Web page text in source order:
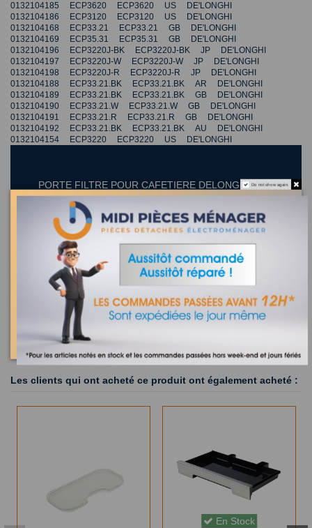
0132104185 ECP3620 ECP3620 US DE'LONGHI
0132104186 ECP3120 ECP3120 US DE'LONGHI
0132104168 ECP33.21 ECP33.21 GB DE'LONGHI
0132104169 ECP35.31 ECP35.31 GB DE'LONGHI
0132104196 ECP3220J-BK ECP3220J-BK JP DE'LONGHI
0132104197 ECP3220J-W ECP3220J-W JP DE'LONGHI
0132104198 ECP3220J-R ECP3220J-R JP DE'LONGHI
0132104188 ECP33.21.BK ECP33.21.BK AR DE'LONGHI
0132104189 ECP33.21.BK ECP33.21.BK GB DE'LONGHI
0132104190 ECP33.21.W ECP33.21.W GB DE'LONGHI
0132104191 ECP33.21.R ECP33.21.R GB DE'LONGHI
0132104192 ECP33.21.BK ECP33.21.BK AU DE'LONGHI
0132104154 ECP3220 ECP3220 US DE'LONGHI
PORTE FILTRE POUR CAFETIERE DELONGHI
AS00002550
Recherchez la référence de votre appareil dans la liste
ci-dessous
Où trouver la référence de mon appareil ?
34 appareils compatibles.
Les clients qui ont acheté ce produit ont également acheté :
En Stock
Do not show again.